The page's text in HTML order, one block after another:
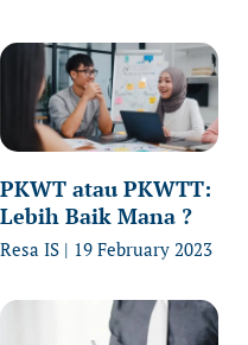
PKWT atau PKWTT:
Lebih Baik Mana ?
Resa IS 19 February 2023
PagePagePagePagePage